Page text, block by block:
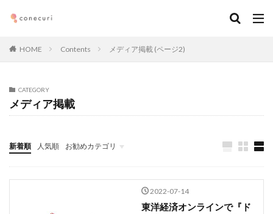
HOME Contents メディア掲載 (ページ2)
CATEGORY
メディア掲載
新着順 人気順 お勧めカテゴリ
Seminars
執筆記事
メンバー
ダウンロード
ニュース
2022-07-14
東洋経済オンラインで『ド
タグ
オンライン
経営
デジタルマーケティング
法務コンプライアンス
働き方・キャリア
ブランディング